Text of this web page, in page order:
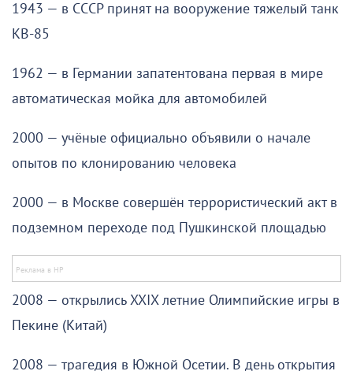
1943 — в СССР принят на вооружение тяжелый танк
КВ-85
1962 — в Германии запатентована первая в мире
автоматическая мойка для автомобилей
2000 — учёные официально объявили о начале
опытов по клонированию человека
2000 — в Москве совершён террористический акт в
подземном переходе под Пушкинской площадью
2008 — открылись XXIX летние Олимпийские игры в
Пекине (Китай)
2008 — трагедия в Южной Осетии. В день открытия